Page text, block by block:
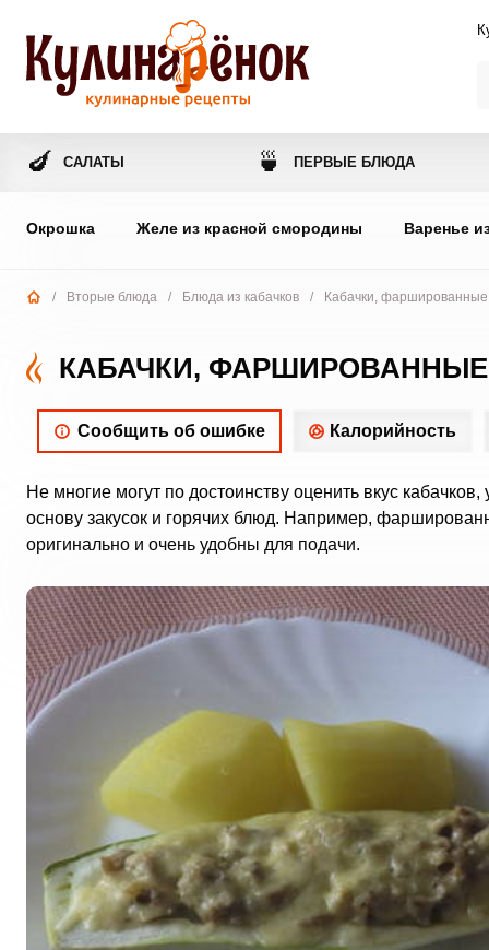
🍆 САЛАТЫ 🍵 ПЕРВЫЕ БЛЮДА
Окрошка Желе из красной смородины Варенье
/ Вторые блюда / Блюда из кабачков / Кабачки,
КАБАЧКИ,
Сообщить об ошибке Калорийность
Не многие могут по достоинству оценить вкус
основу закусок и горячих блюд. Например,
оригинально и очень удобны для подачи.